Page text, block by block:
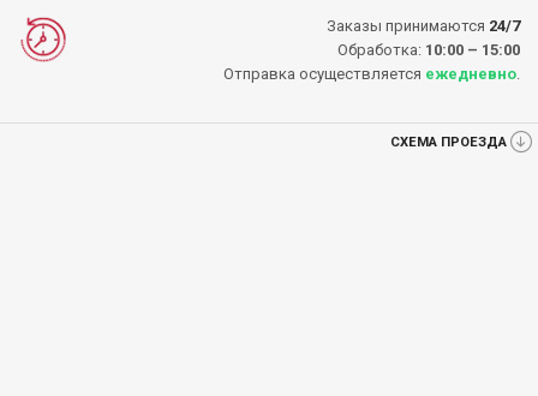
Заказы принимаются 24/7
Обработка: 10:00 – 15:00
Отправка осуществляется ежедневно
СХЕМА ПРОЕЗДА